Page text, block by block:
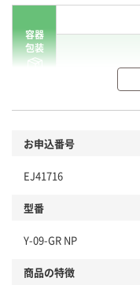
容器
包装
本体
仕組
お申込番号
EJ41716
型番
Y-09-GR NP
商品の特徴